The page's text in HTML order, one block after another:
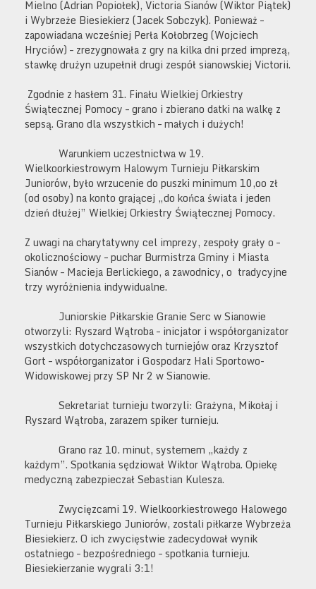
Mielno (Adrian Popiołek), Victoria Sianów (Wiktor Piątek)
i Wybrzeże Biesiekierz (Jacek Sobczyk). Ponieważ –
zapowiadana wcześniej Perła Kołobrzeg (Wojciech
Hryciów) – zrezygnowała z gry na kilka dni przed imprezą,
stawkę drużyn uzupełnił drugi zespół sianowskiej Victorii.
Zgodnie z hasłem 31. Finału Wielkiej Orkiestry
Świątecznej Pomocy – grano i zbierano datki na walkę z
sepsą. Grano dla wszystkich – małych i dużych!
Warunkiem uczestnictwa w 19.
Wielkoorkiestrowym Halowym Turnieju Piłkarskim
Juniorów, było wrzucenie do puszki minimum 10,oo zł
(od osoby) na konto grającej „do końca świata i jeden
dzień dłużej” Wielkiej Orkiestry Świątecznej Pomocy.
Z uwagi na charytatywny cel imprezy, zespoły grały o –
okolicznościowy – puchar Burmistrza Gminy i Miasta
Sianów – Macieja Berlickiego, a zawodnicy, o tradycyjne
trzy wyróżnienia indywidualne.
Juniorskie Piłkarskie Granie Serc w Sianowie
otworzyli: Ryszard Wątroba – inicjator i współorganizator
wszystkich dotychczasowych turniejów oraz Krzysztof
Gort – współorganizator i Gospodarz Hali Sportowo-
Widowiskowej przy SP Nr 2 w Sianowie.
Sekretariat turnieju tworzyli: Grażyna, Mikołaj i
Ryszard Wątroba, zarazem spiker turnieju.
Grano raz 10. minut, systemem „każdy z
każdym”. Spotkania sędziował Wiktor Wątroba. Opiekę
medyczną zabezpieczał Sebastian Kulesza.
Zwycięzcami 19. Wielkoorkiestrowego Halowego
Turnieju Piłkarskiego Juniorów, zostali piłkarze Wybrzeża
Biesiekierz. O ich zwycięstwie zadecydował wynik
ostatniego – bezpośredniego – spotkania turnieju.
Biesiekierzanie wygrali 3:1!